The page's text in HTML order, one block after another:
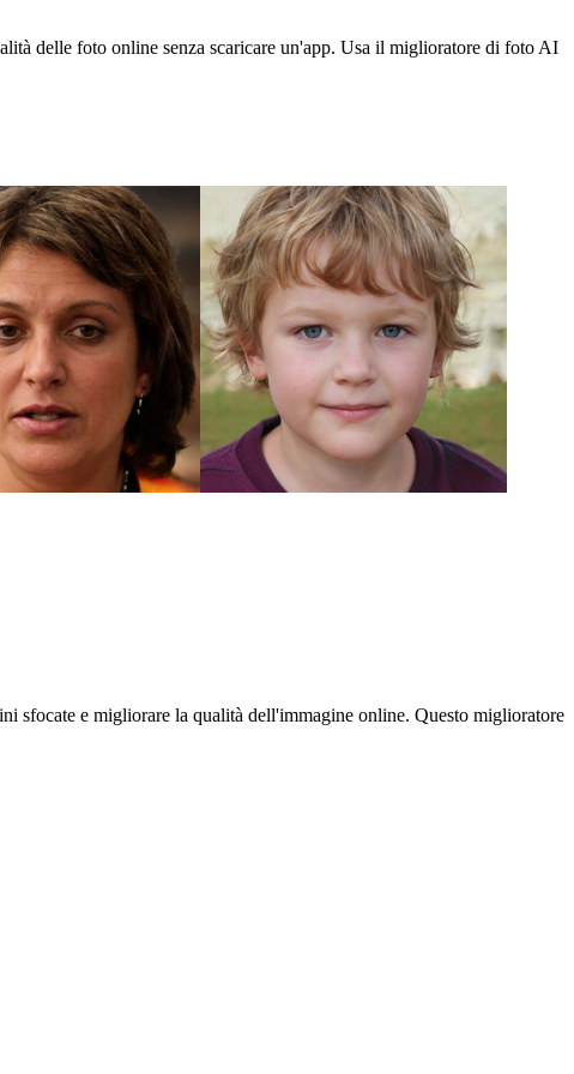
delle foto online senza scaricare un'app. Usa il miglioratore di foto AI
sfocate e migliorare la qualità dell'immagine online. Questo miglioratore